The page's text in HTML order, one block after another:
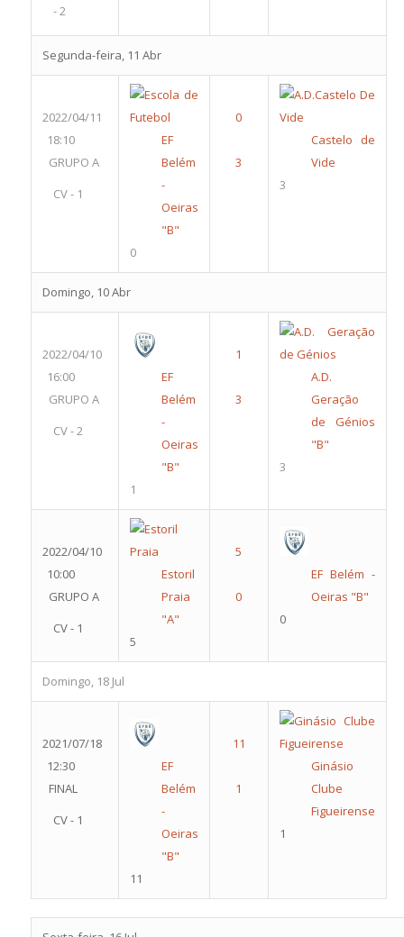
- 2
Segunda-feira, 11 Abr
2022/04/11
18:10
GRUPO A
CV - 1
EF
Belém
-
Oeiras
"B"
0
Castelo de
Vide
3
Domingo, 10 Abr
2022/04/10
16:00
GRUPO A
CV - 2
EF
Belém
-
Oeiras
"B"
1
A.D.
Geração
de Génios
"B"
3
2022/04/10
10:00
GRUPO A
CV - 1
Estoril
Praia
"A"
5
EF Belém -
Oeiras "B"
0
Domingo, 18 Jul
2021/07/18
12:30
FINAL
CV - 1
EF
Belém
-
Oeiras
"B"
11
Ginásio
Clube
Figueirense
1